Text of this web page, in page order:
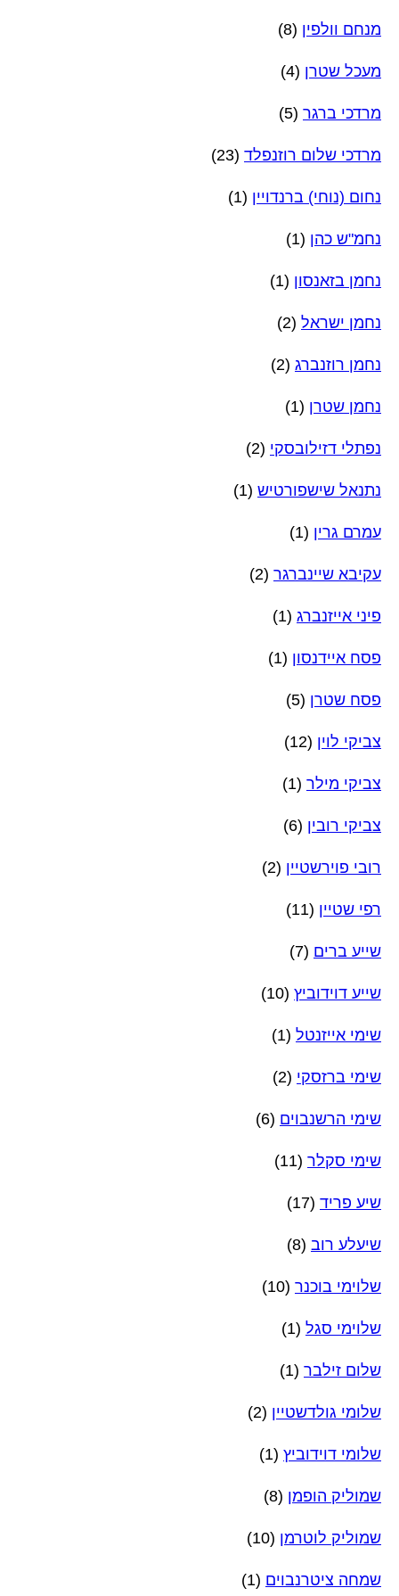
מנחם וולפין (8)
מעכל שטרן (4)
מרדכי ברגר (5)
מרדכי שלום רוזנפלד (23)
נחום (נוחי) ברנדויין (1)
נחמ"ש כהן (1)
נחמן בזאנסון (1)
נחמן ישראל (2)
נחמן רוזנברג (2)
נחמן שטרן (1)
נפתלי דזילובסקי (2)
נתנאל שישפורטיש (1)
עמרם גרין (1)
עקיבא שיינברגר (2)
פיני אייזנברג (1)
פסח איידנסון (1)
פסח שטרן (5)
צביקי לוין (12)
צביקי מילר (1)
צביקי רובין (6)
רובי פוירשטיין (2)
רפי שטיין (11)
שייע ברים (7)
שייע דוידוביץ (10)
שימי אייזנטל (1)
שימי ברזסקי (2)
שימי הרשנבוים (6)
שימי סקלר (11)
שיע פריד (17)
שיעלע רוב (8)
שלוימי בוכנר (10)
שלוימי סגל (1)
שלום זילבר (1)
שלומי גולדשטיין (2)
שלומי דוידוביץ (1)
שמוליק הופמן (8)
שמוליק לוטרמן (10)
שמחה ציטרנבוים (1)